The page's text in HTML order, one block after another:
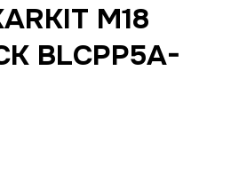
M18
BLCPP5A-